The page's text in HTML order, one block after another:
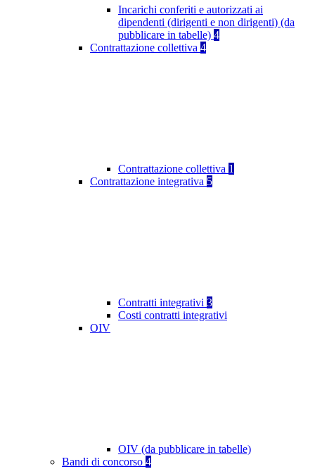
Incarichi conferiti e autorizzati ai
dipendenti (dirigenti e non dirigenti) (da
pubblicare in tabelle) 4
Contrattazione collettiva 4
Contrattazione collettiva 1
Contrattazione integrativa 5
Contratti integrativi 3
Costi contratti integrativi
OIV
OIV (da pubblicare in tabelle)
Bandi di concorso 4